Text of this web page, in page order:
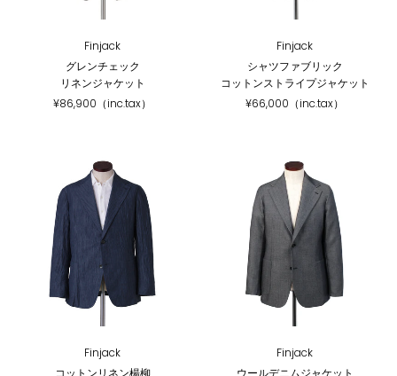
Finjack
グレンチェック
リネンジャケット
¥86,900（inc.tax）
Finjack
シャツファブリック
コットンストライプジャケット
¥66,000（inc.tax）
Finjack
コットンリネン楊柳
Finjack
ウールデニムジャケット